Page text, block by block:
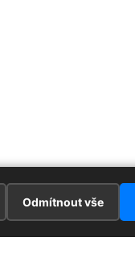
Odmítnout vše